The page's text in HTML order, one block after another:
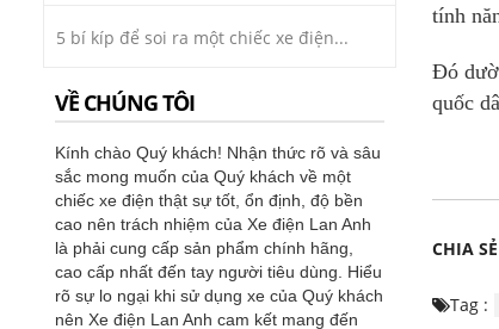
5 bí kíp để soi ra một chiếc xe điện...
VỀ CHÚNG TÔI
Kính chào Quý khách! Nhận thức rõ và sâu
sắc mong muốn của Quý khách về một
chiếc xe điện thật sự tốt, ổn định, độ bền
cao nên trách nhiệm của Xe điện Lan Anh
là phải cung cấp sản phẩm chính hãng,
cao cấp nhất đến tay người tiêu dùng. Hiểu
rõ sự lo ngại khi sử dụng xe của Quý khách
nên Xe điện Lan Anh cam kết mang đến
tính
Đó
quốc
CHIA SẺ
Tag :